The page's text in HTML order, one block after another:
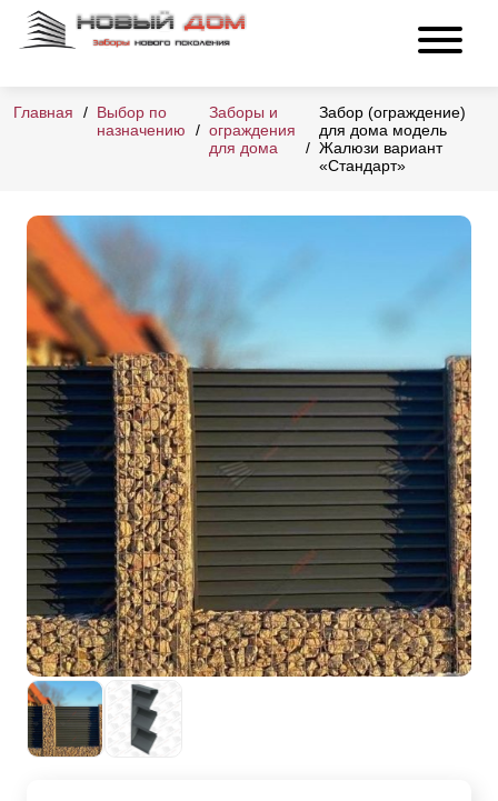
Главная
Выбор по
назначению
Заборы и
ограждения
для дома
Забор (ограждение)
для дома модель
Жалюзи вариант
«Стандарт»